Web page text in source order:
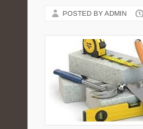
POSTED BY ADMIN